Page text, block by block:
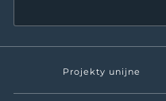
Projekty unijne